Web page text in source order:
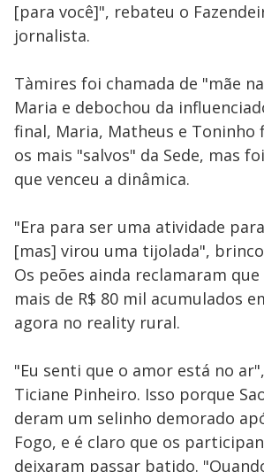
[para você]", rebateu o
jornalista.
Tàmires foi chamada de "mãe
Maria e debochou da
final, Maria, Matheus e Toninho
os mais "salvos" da Sede, mas
que venceu a dinâmica.
"Era para ser uma atividade
[mas] virou uma tijolada",
Os peões ainda reclamaram
mais de R$ 80 mil acumulados
agora no reality rural.
"Eu senti que o amor está no
Ticiane Pinheiro. Isso porque
deram um selinho demorado
Fogo, e é claro que os
deixaram passar batido.